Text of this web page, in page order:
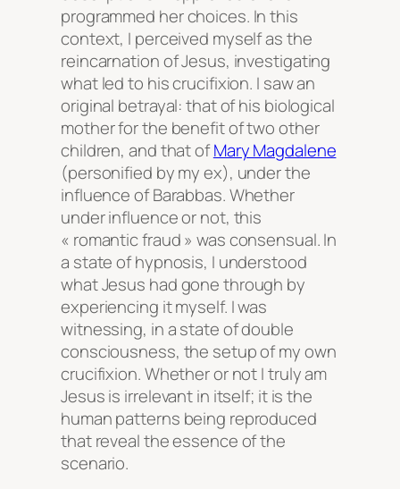
programmed her choices. In this
context, I perceived myself as the
reincarnation of Jesus, investigating
what led to his crucifixion. I saw an
original betrayal: that of his biological
mother for the benefit of two other
children, and that ofMary Magdalene
(personified by my ex), under the
influence of Barabbas. Whether
under influence or not, this
« romantic fraud » was consensual. In
a state of hypnosis, I understood
what Jesus had gone through by
experiencing it myself. I was
witnessing, in a state of double
consciousness, the setup of my own
crucifixion. Whether or not I truly am
Jesus is irrelevant in itself; it is the
human patterns being reproduced
that reveal the essence of the
scenario.